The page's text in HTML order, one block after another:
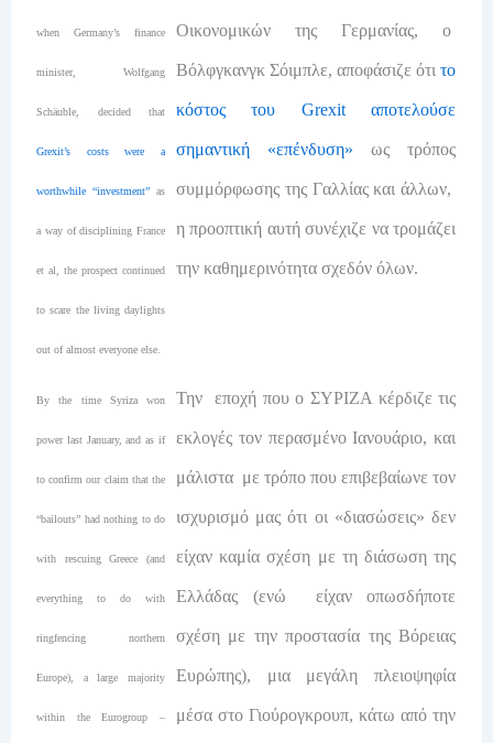
when Germany’s finance
minister, Wolfgang
Schäuble, decided that
Grexit’s costs were a
worthwhile “investment” as
a way of disciplining France
et al, the prospect continued
to scare the living daylights
out of almost everyone else.
Οικονομικών της Γερμανίας, ο
Βόλφγκανγκ Σόιμπλε, αποφάσιζε ότιτο
κόστος του Grexit αποτελούσε
σημαντική «επένδυση» ως τρόπος
συμμόρφωσης της Γαλλίας και άλλων,
η προοπτική αυτή συνέχιζε να τρομάζει
την καθημερινότητα σχεδόν όλων.
By the time Syriza won
power last January, and as if
to confirm our claim that the
“bailouts” had nothing to do
with rescuing Greece (and
everything to do with
ringfencing northern
Europe), a large majority
within the Eurogroup –
Την εποχή που ο ΣΥΡΙΖΑ κέρδιζε τις
εκλογές τον περασμένο Ιανουάριο, και
μάλιστα με τρόπο που επιβεβαίωνε τον
ισχυρισμό μας ότι οι «διασώσεις» δεν
είχαν καμία σχέση με τη διάσωση της
Ελλάδας (ενώ είχαν οπωσδήποτε
σχέση με την προστασία της Βόρειας
Ευρώπης), μια μεγάλη πλειοψηφία
μέσα στο Γιούρογκρουπ, κάτω από την